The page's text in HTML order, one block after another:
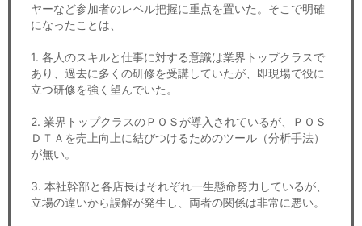
ヤーなど参加者のレベル把握に重点を置いた。そこで明確
になったことは、
1. 各人のスキルと仕事に対する意識は業界トップクラスで
あり、過去に多くの研修を受講していたが、即現場で役に
立つ研修を強く望んでいた。
2. 業界トップクラスのＰＯＳが導入されているが、ＰＯＳ
ＤＴＡを売上向上に結びつけるためのツール（分析手法）
が無い。
3. 本社幹部と各店長はそれぞれ一生懸命努力しているが、
立場の違いから誤解が発生し、両者の関係は非常に悪い。